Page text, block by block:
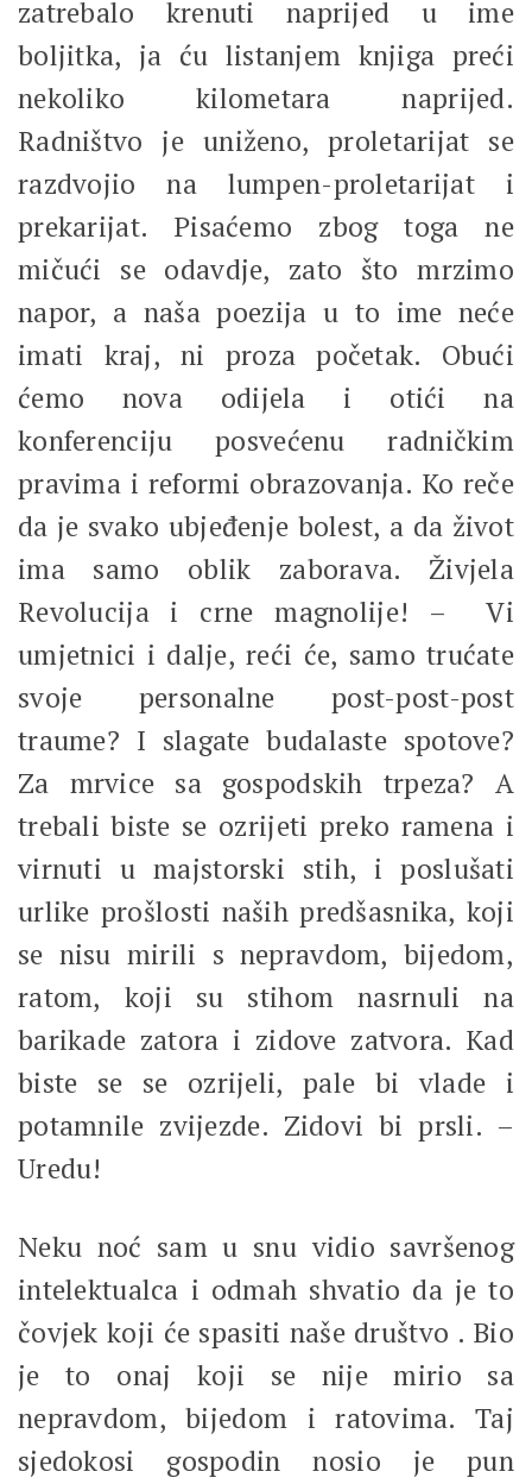
zatrebalo krenuti naprijed u ime
boljitka, ja ću listanjem knjiga preći
nekoliko kilometara naprijed.
Radništvo je uniženo, proletarijat se
razdvojio na lumpen-proletarijat i
prekarijat. Pisaćemo zbog toga ne
mičući se odavdje, zato što mrzimo
napor, a naša poezija u to ime neće
imati kraj, ni proza početak. Obući
ćemo nova odijela i otići na
konferenciju posvećenu radničkim
pravima i reformi obrazovanja. Ko reče
da je svako ubjeđenje bolest, a da život
ima samo oblik zaborava. Živjela
Revolucija i crne magnolije! – Vi
umjetnici i dalje, reći će, samo trućate
svoje personalne post-post-post
traume? I slagate budalaste spotove?
Za mrvice sa gospodskih trpeza? A
trebali biste se ozrijeti preko ramena i
virnuti u majstorski stih, i poslušati
urlike prošlosti naših predšasnika, koji
se nisu mirili s nepravdom, bijedom,
ratom, koji su stihom nasrnuli na
barikade zatora i zidove zatvora. Kad
biste se se ozrijeli, pale bi vlade i
potamnile zvijezde. Zidovi bi prsli. –
Uredu!
Neku noć sam u snu vidio savršenog
intelektualca i odmah shvatio da je to
čovjek koji će spasiti naše društvo . Bio
je to onaj koji se nije mirio sa
nepravdom, bijedom i ratovima. Taj
sjedokosi gospodin nosio je pun